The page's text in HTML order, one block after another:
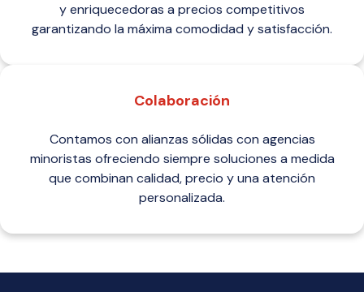
y enriquecedoras a precios competitivos
garantizando la máxima comodidad y satisfacción.
Colaboración
Contamos con alianzas sólidas con agencias
minoristas ofreciendo siempre soluciones a medida
que combinan calidad, precio y una atención
personalizada.